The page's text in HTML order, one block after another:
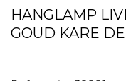
HANGLAMP
GOUD KARE